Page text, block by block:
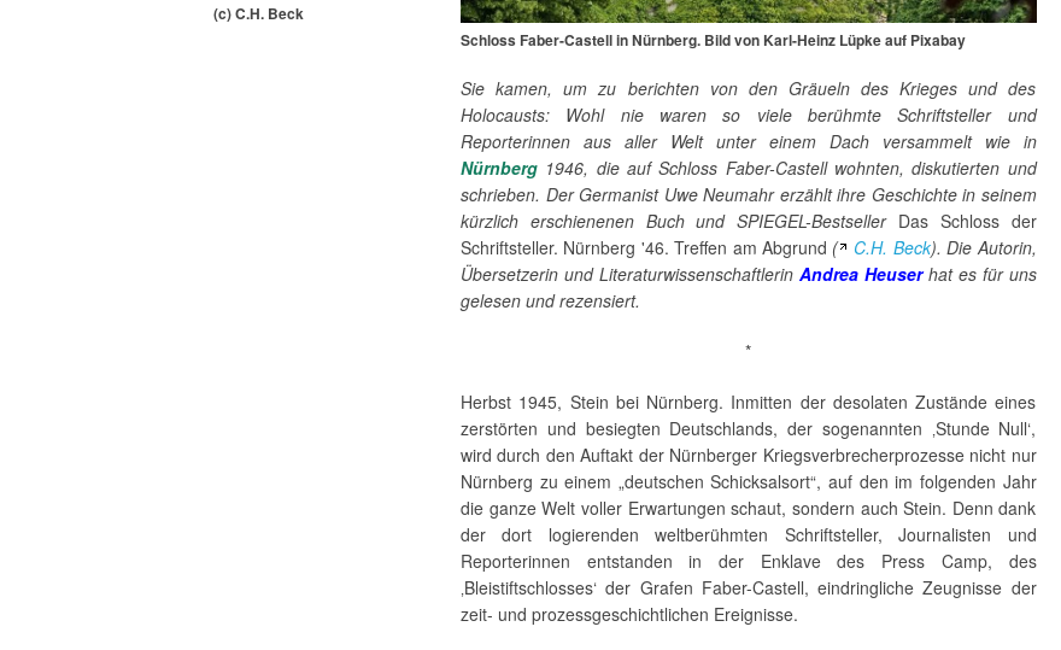
(c) C.H. Beck
Schloss Faber-Castell in Nürnberg. Bild von Karl-Heinz Lüpke auf Pixabay
Sie kamen, um zu berichten von den Gräueln des Krieges und des
Holocausts: Wohl nie waren so viele berühmte Schriftsteller und
Reporterinnen aus aller Welt unter einem Dach versammelt wie in
Nürnberg 1946, die auf Schloss Faber-Castell wohnten, diskutierten und
schrieben. Der Germanist Uwe Neumahr erzählt ihre Geschichte in seinem
kürzlich erschienenen Buch und SPIEGEL-Bestseller Das Schloss der
Schriftsteller. Nürnberg '46. Treffen am Abgrund ( C.H. Beck). Die Autorin,
Übersetzerin und Literaturwissenschaftlerin Andrea Heuserhat es für uns
gelesen und rezensiert.
*
Herbst 1945, Stein bei Nürnberg. Inmitten der desolaten Zustände eines
zerstörten und besiegten Deutschlands, der sogenannten ‚Stunde Null‘,
wird durch den Auftakt der Nürnberger Kriegsverbrecherprozesse nicht nur
Nürnberg zu einem „deutschen Schicksalsort“, auf den im folgenden Jahr
die ganze Welt voller Erwartungen schaut, sondern auch Stein. Denn dank
der dort logierenden weltberühmten Schriftsteller, Journalisten und
Reporterinnen entstanden in der Enklave des Press Camp, des
‚Bleistiftschlosses‘ der Grafen Faber-Castell, eindringliche Zeugnisse der
zeit- und prozessgeschichtlichen Ereignisse.